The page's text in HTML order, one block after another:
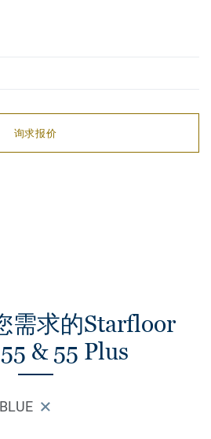
询求报价
需求的Starfloor
& 55 Plus